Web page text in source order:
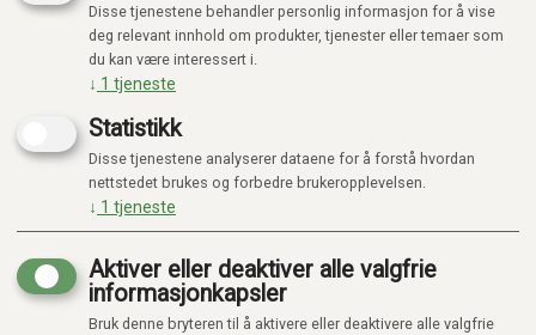
Disse tjenestene behandler personlig informasjon for å vise
deg relevant innhold om produkter, tjenester eller temaer som
du kan være interessert i.
↓ 1 tjeneste
Statistikk
Disse tjenestene analyserer dataene for å forstå hvordan
nettstedet brukes og forbedre brukeropplevelsen.
↓ 1 tjeneste
Aktiver eller deaktiver alle valgfrie
informasjonkapsler
Bruk denne bryteren til å aktivere eller deaktivere alle valgfrie